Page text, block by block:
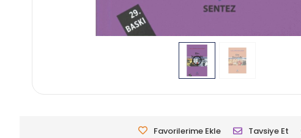
Favorilerime Ekle Tavsiye Et